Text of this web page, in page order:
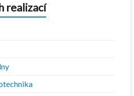
realizací